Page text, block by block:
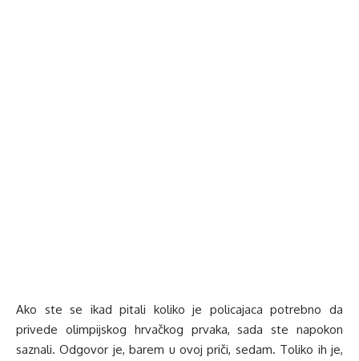
Ako ste se ikad pitali koliko je policajaca potrebno da
privede olimpijskog hrvačkog prvaka, sada ste napokon
saznali. Odgovor je, barem u ovoj priči, sedam. Toliko ih je,